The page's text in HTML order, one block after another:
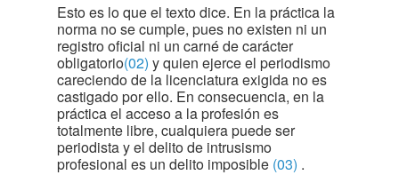
Esto es lo que el texto dice. En la práctica la
norma no se cumple, pues no existen ni un
registro oficial ni un carné de carácter
obligatorio(02) y quien ejerce el periodismo
careciendo de la licenciatura exigida no es
castigado por ello. En consecuencia, en la
práctica el acceso a la profesión es
totalmente libre, cualquiera puede ser
periodista y el delito de intrusismo
profesional es un delito imposible (03) .